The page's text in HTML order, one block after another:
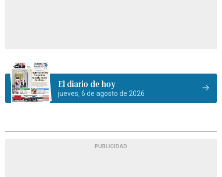
El diario de hoy
jueves, 6 de agosto de 2026
PUBLICIDAD